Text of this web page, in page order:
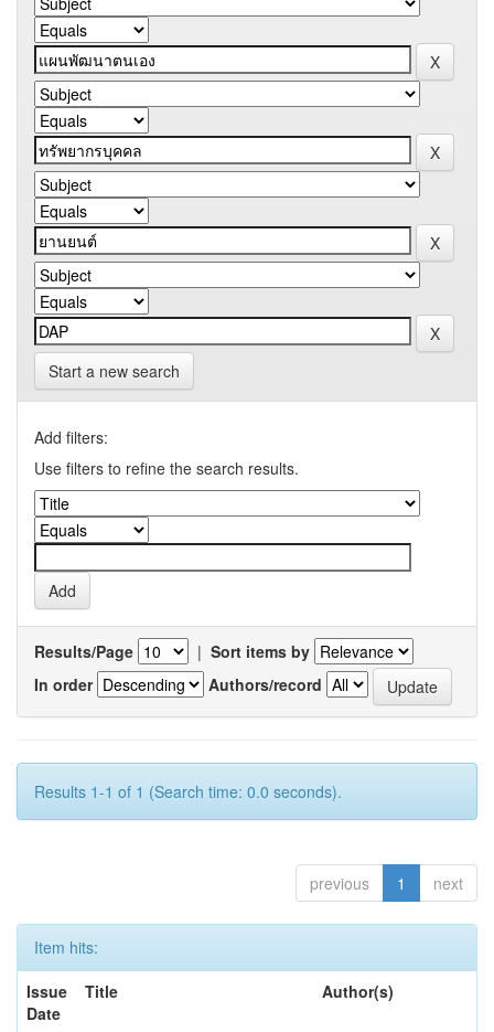
Start a new search
Add filters:
Use filters to refine the search results.
Results/Page | Sort items by
In order
Authors/record
Results 1-1 of 1 (Search time: 0.0 seconds).
previous 1 next
Item hits:
Issue
Date
Title Author(s)